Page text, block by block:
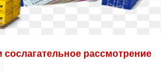
рассмотрение